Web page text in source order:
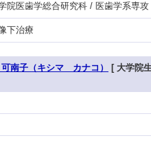
院医歯学総合研究科 / 医歯学系専
下治療
南子（キシマ カナコ） [ 大学院